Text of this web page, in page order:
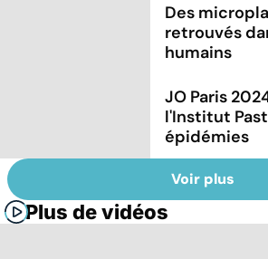
Des
retrouvés
humains
JO Paris
l'Institut
épidémies
Voir plus
Plus de vidéos